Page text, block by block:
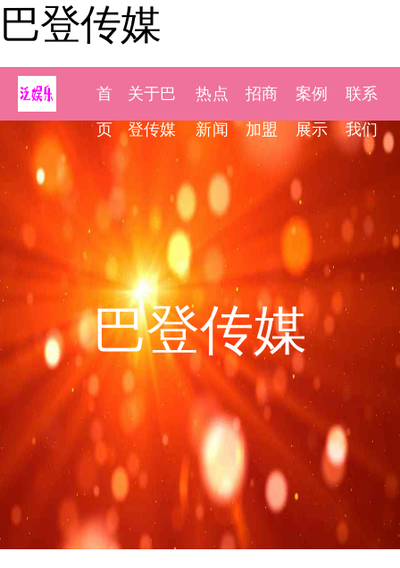
巴登传媒
首
页
关于巴
登传媒
热点
新闻
招商
加盟
案例
展示
联系
我们
巴登传媒